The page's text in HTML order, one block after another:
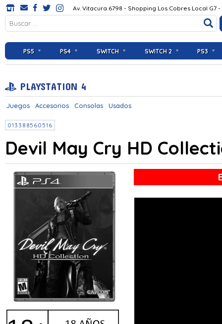
Av. Vitacura 6798 - Shopping Los Cobres Local G7
PS5 PS4 SWITCH SWITCH 2 PS3
PLAYSTATION 4
Juegos Accesorios Consolas Usados
013388560516
Devil May Cry HD